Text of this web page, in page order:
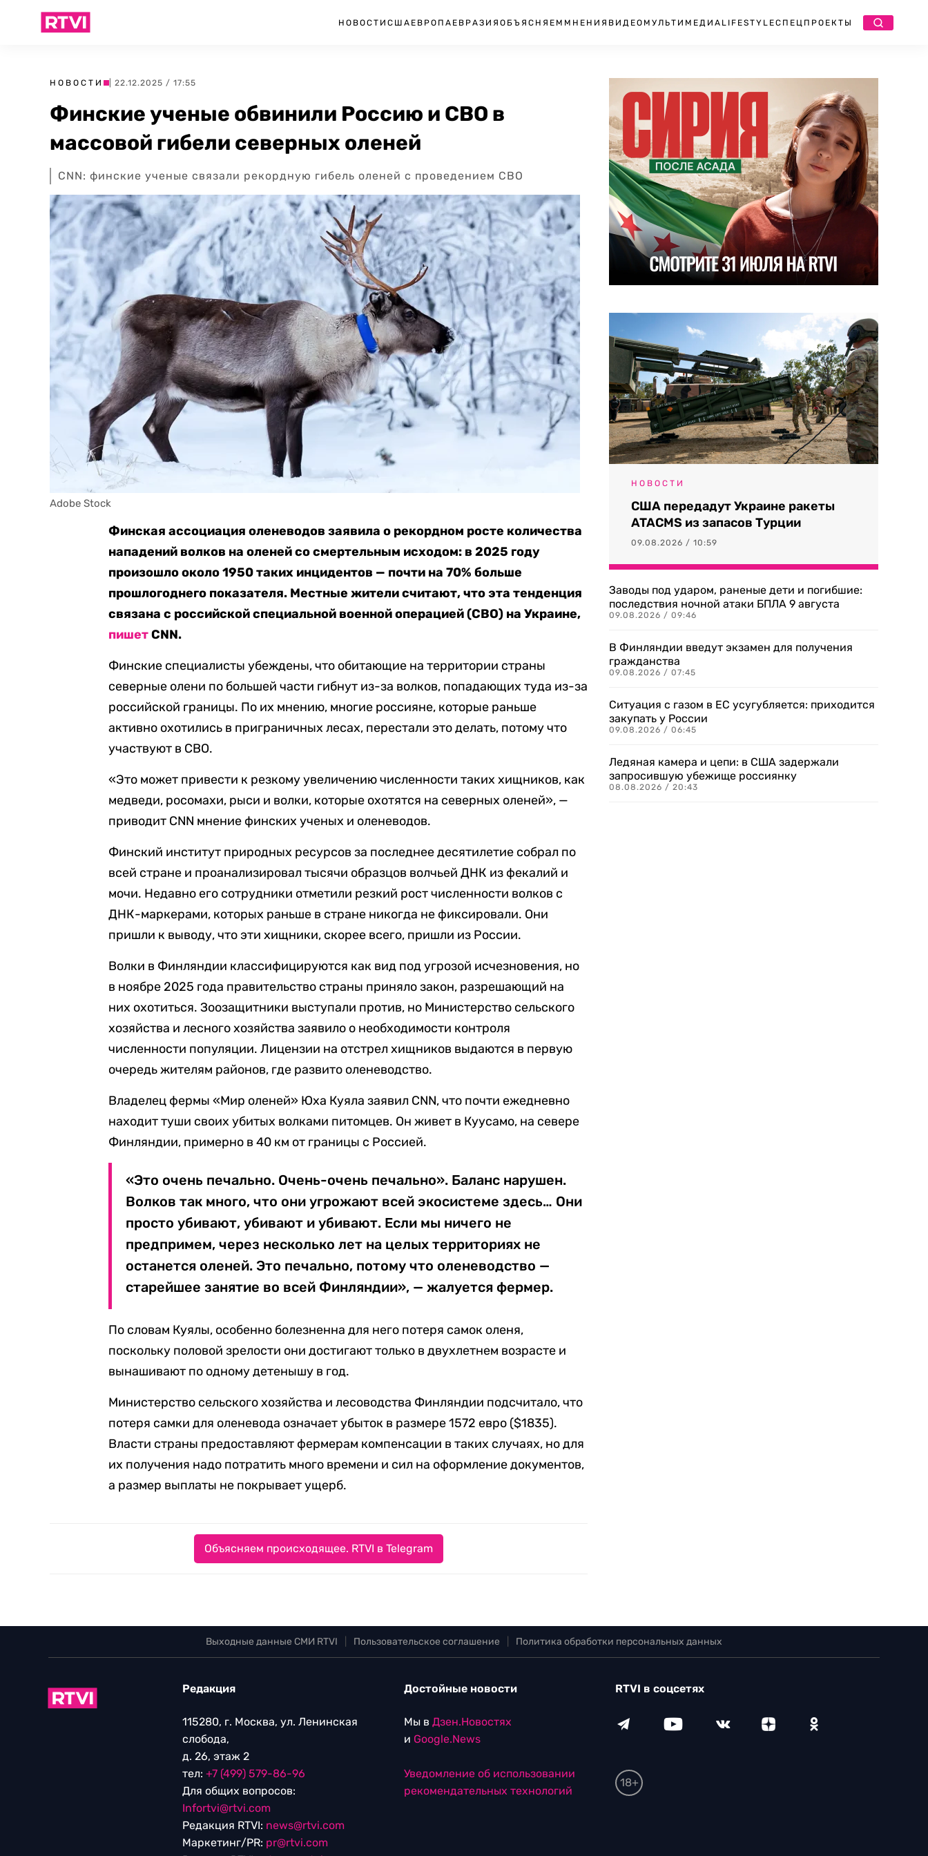
НОВОСТИ США ЕВРОПА ЕВРАЗИЯ ОБЪЯСНЯЕМ МНЕНИЯ ВИДЕО МУЛЬТИМЕДИА LIFESTYLEСПЕЦПРОЕКТЫ
НОВОСТИ | 22.12.2025 / 17:55
Финские ученые обвинили Россию и СВО в
массовой гибели северных оленей
CNN: финские ученые связали рекордную гибель оленей с проведением СВО
Adobe Stock
Финская ассоциация оленеводов заявила о рекордном росте количества
нападений волков на оленей со смертельным исходом: в 2025 году
произошло около 1950 таких инцидентов — почти на 70% больше
прошлогоднего показателя. Местные жители считают, что эта тенденция
связана с российской специальной военной операцией (СВО) на Украине,
пишетCNN.
Финские специалисты убеждены, что обитающие на территории страны
северные олени по большей части гибнут из-за волков, попадающих туда из-за
российской границы. По их мнению, многие россияне, которые раньше
активно охотились в приграничных лесах, перестали это делать, потому что
участвуют в СВО.
«Это может привести к резкому увеличению численности таких хищников, как
медведи, росомахи, рыси и волки, которые охотятся на северных оленей», —
приводит CNN мнение финских ученых и оленеводов.
Финский институт природных ресурсов за последнее десятилетие собрал по
всей стране и проанализировал тысячи образцов волчьей ДНК из фекалий и
мочи. Недавно его сотрудники отметили резкий рост численности волков с
ДНК-маркерами, которых раньше в стране никогда не фиксировали. Они
пришли к выводу, что эти хищники, скорее всего, пришли из России.
Волки в Финляндии классифицируются как вид под угрозой исчезновения, но
в ноябре 2025 года правительство страны приняло закон, разрешающий на
них охотиться. Зоозащитники выступали против, но Министерство сельского
хозяйства и лесного хозяйства заявило о необходимости контроля
численности популяции. Лицензии на отстрел хищников выдаются в первую
очередь жителям районов, где развито оленеводство.
Владелец фермы «Мир оленей» Юха Куяла заявил CNN, что почти ежедневно
находит туши своих убитых волками питомцев. Он живет в Куусамо, на севере
Финляндии, примерно в 40 км от границы с Россией.
«Это очень печально. Очень-очень печально». Баланс нарушен.
Волков так много, что они угрожают всей экосистеме здесь… Они
просто убивают, убивают и убивают. Если мы ничего не
предпримем, через несколько лет на целых территориях не
останется оленей. Это печально, потому что оленеводство —
старейшее занятие во всей Финляндии», — жалуется фермер.
По словам Куялы, особенно болезненна для него потеря самок оленя,
поскольку половой зрелости они достигают только в двухлетнем возрасте и
вынашивают по одному детенышу в год.
Министерство сельского хозяйства и лесоводства Финляндии подсчитало, что
потеря самки для оленевода означает убыток в размере 1572 евро ($1835).
Власти страны предоставляют фермерам компенсации в таких случаях, но для
их получения надо потратить много времени и сил на оформление документов,
а размер выплаты не покрывает ущерб.
Объясняем происходящее. RTVI в Telegram
НОВОСТИ
США передадут Украине ракеты
ATACMS из запасов Турции
09.08.2026 / 10:59
Заводы под ударом, раненые дети и погибшие:
последствия ночной атаки БПЛА 9 августа
09.08.2026 / 09:46
В Финляндии введут экзамен для получения
гражданства
09.08.2026 / 07:45
Ситуация с газом в ЕС усугубляется: приходится
закупать у России
09.08.2026 / 06:45
Ледяная камера и цепи: в США задержали
запросившую убежище россиянку
08.08.2026 / 20:43
Выходные данные СМИ RTVI Пользовательское соглашение Политика обработки персональных данных
Редакция
115280, г. Москва, ул. Ленинская
слобода,
д. 26, этаж 2
тел: +7 (499) 579-86-96
Для общих вопросов:
Infortvi@rtvi.com
Редакция RTVI: news@rtvi.com
Маркетинг/PR: pr@rtvi.com
Достойные новости
Мы в Дзен.Новостях
и Google.News
Уведомление об использовании
рекомендательных технологий
RTVI в соцсетях
18+